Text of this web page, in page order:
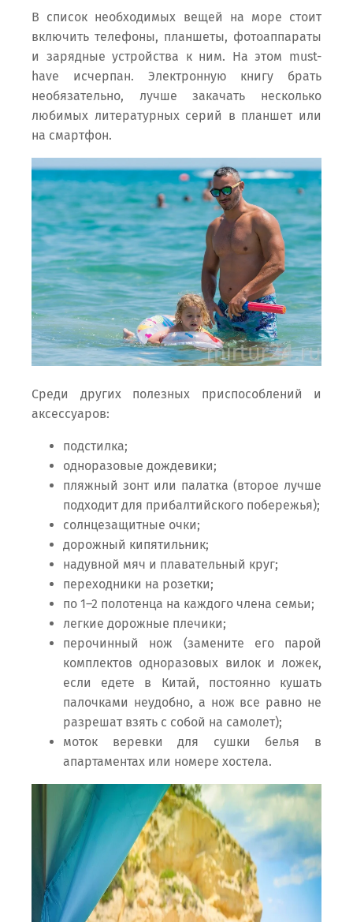
В список необходимых вещей на море стоит
включить телефоны, планшеты, фотоаппараты
и зарядные устройства к ним. На этом must-
have исчерпан. Электронную книгу брать
необязательно, лучше закачать несколько
любимых литературных серий в планшет или
на смартфон.
Среди других полезных приспособлений и
аксессуаров:
подстилка;
одноразовые дождевики;
пляжный зонт или палатка (второе лучше
подходит для прибалтийского побережья);
солнцезащитные очки;
дорожный кипятильник;
надувной мяч и плавательный круг;
переходники на розетки;
по 1–2 полотенца на каждого члена семьи;
легкие дорожные плечики;
перочинный нож (замените его парой
комплектов одноразовых вилок и ложек,
если едете в Китай, постоянно кушать
палочками неудобно, а нож все равно не
разрешат взять с собой на самолет);
моток веревки для сушки белья в
апартаментах или номере хостела.